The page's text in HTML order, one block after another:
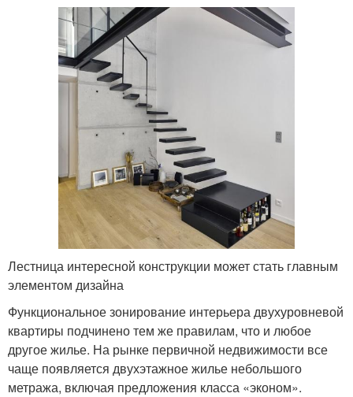
Лестница интересной конструкции может стать главным
элементом дизайна
Функциональное зонирование интерьера двухуровневой
квартиры подчинено тем же правилам, что и любое
другое жилье. На рынке первичной недвижимости все
чаще появляется двухэтажное жилье небольшого
метража, включая предложения класса «эконом».